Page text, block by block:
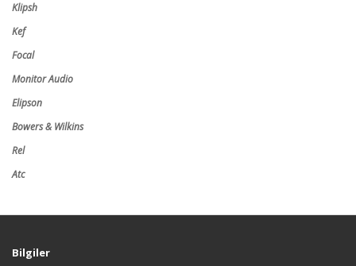
Klipsh
Kef
Focal
Monitor Audio
Elipson
Bowers & Wilkins
Rel
Atc
Bilgiler